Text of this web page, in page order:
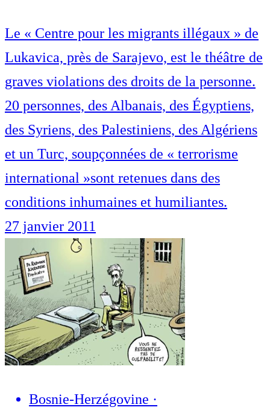
Le « Centre pour les migrants illégaux » de
Lukavica, près de Sarajevo, est le théâtre de
graves violations des droits de la personne.
20 personnes, des Albanais, des Égyptiens,
des Syriens, des Palestiniens, des Algériens
et un Turc, soupçonnées de « terrorisme
international »sont retenues dans des
conditions inhumaines et humiliantes.
27 janvier 2011
Bosnie-Herzégovine ·